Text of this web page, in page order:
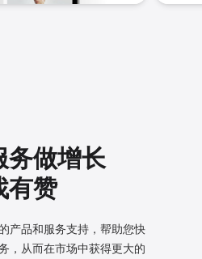
务做增长
有赞
产品和服务支持，帮助您快
，从而在市场中获得更大的